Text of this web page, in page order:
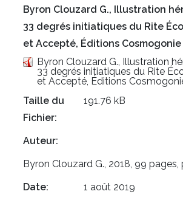
Byron Clouzard G., Illustration
33 degrés initiatiques du Rite
et Accepté, Éditions Cosmogonie
Byron Clouzard G., Illustration
33 degrés initiatiques du Rite
et Accepté, Éditions
Taille du
Fichier:
191.76 kB
Auteur:
Byron Clouzard G., 2018, 99
Date:
1 août 2019